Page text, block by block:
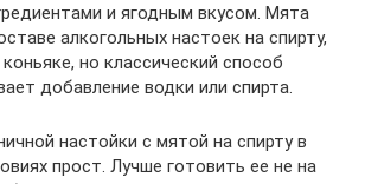
и ягодным вкусом. Мята
алкогольных настоек на спирту,
но классический способ
добавление водки или спирта.
настойки с мятой на спирту в
прост. Лучше готовить ее не на